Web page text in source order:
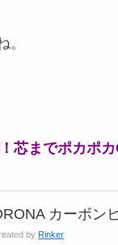
。
芯までポカポ
カーボン
by Rinker